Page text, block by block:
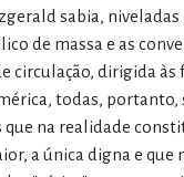
sabia,
de massa e as
circulação, dirigida
todas, portanto,
que na realidade
a única digna e que